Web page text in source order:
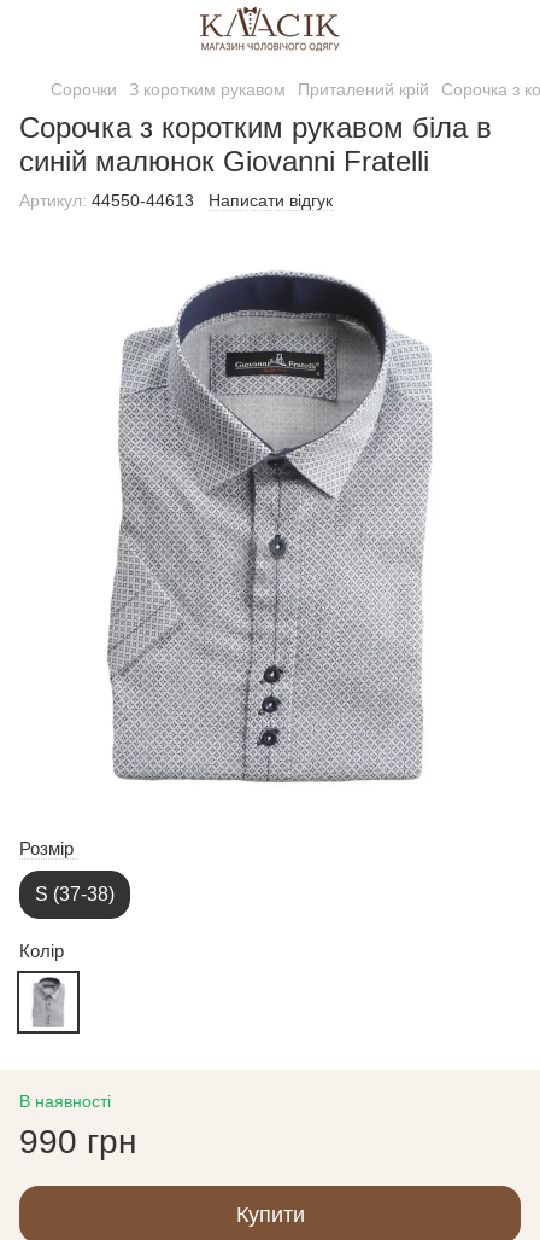
Сорочки З коротким рукавом Приталений крій Сорочка з
Сорочка з коротким рукавом біла в
синій малюнок Giovanni Fratelli
Артикул: 44550-44613 Написати відгук
Розмір
S (37-38)
Колір
В наявності
990 грн
Купити